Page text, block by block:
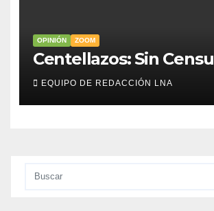
OPINIÓN ZOOM
Centellazos: Sin
EQUIPO DE REDACCIÓN LNA